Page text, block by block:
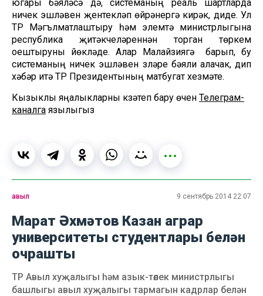
югары бәяләсә дә, системаның реаль шартларда
ничек эшләвен җентекләп өйрәнергә кирәк, диде. Ул
ТР Мәгълүматлаштыру һәм элемтә министрлыгына
республика җитәкчеләреннән торган төркем
оештыруны йөкләде. Алар Малайзиягә барып, бу
системаның ничек эшләвен үзләре бәяли алачак, дип
хәбәр итә ТР Президентының матбугат хезмәте.
Кызыклы яңалыкларны күзәтеп бару өчен Телеграм-
каналга язылыгыз
авыл 9 сентябрь 2014 22:07
Марат Әхмәтов Казан аграр
университеты студентлары белән
очрашты
ТР Авыл хуҗалыгы һәм азык-төлек министрлыгы
башлыгы авыл хуҗалыгы тармагын кадрлар белән